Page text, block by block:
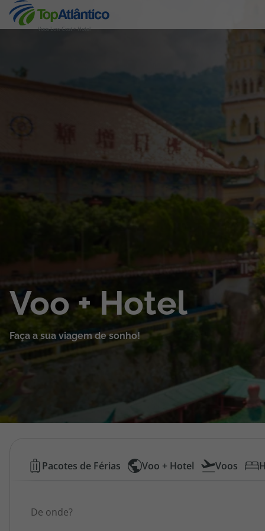
Voos Low Cost + Hotel
Destinos
Voos + Hotel
Pacotes de Férias
Cruzeiros
Promoções
Especialistas
Cheque Viagem
Voo + Hotel
Faça a sua viagem de sonho!
Voos
Low
Cost
Pacotes de Férias Voo + Hotel Voos